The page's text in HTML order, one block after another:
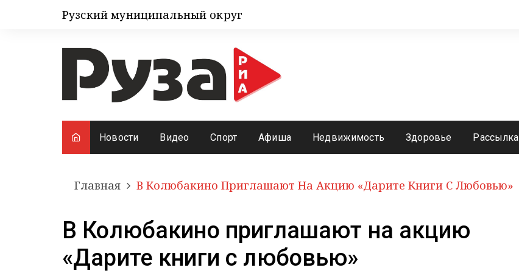
Рузский муниципальный округ
Новости Видео Спорт Афиша Недвижимость Здоровье Рассылка
Главная В Колюбакино Приглашают На Акцию «Дарите Книги С Любовью»
В Колюбакино приглашают на акцию
«Дарите книги с любовью»